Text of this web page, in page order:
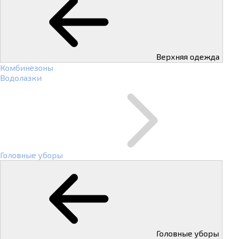
Верхняя одежда
Комбинезоны
Водолазки
Головные уборы
Головные уборы